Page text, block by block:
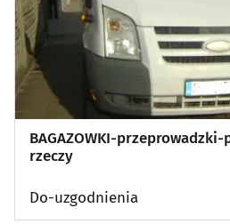
BAGAZOWKI-
rzeczy
Do-uzgodnienia